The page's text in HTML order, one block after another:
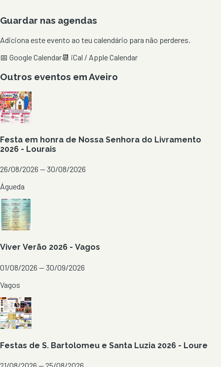
Guardar nas agendas
Adiciona este evento ao teu calendário para não perderes.
📅 Google Calendar📆 iCal / Apple Calendar
Outros eventos emAveiro
Festa em honra de Nossa Senhora do Livramento
2026 - Lourais
26/08/2026 — 30/08/2026
Águeda
Viver Verão 2026 - Vagos
01/08/2026 — 30/09/2026
Vagos
Festas de S. Bartolomeu e Santa Luzia 2026 - Loure